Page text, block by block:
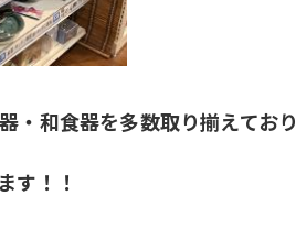
・和食器を多数取り揃えており
す！！